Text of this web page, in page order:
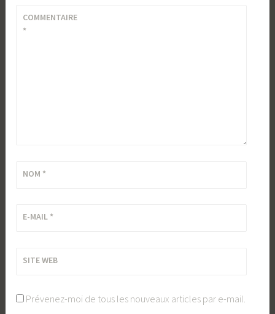
COMMENTAIRE
*
NOM *
E-MAIL *
SITE WEB
Prévenez-moi de tous les nouveaux articles par e-mail.